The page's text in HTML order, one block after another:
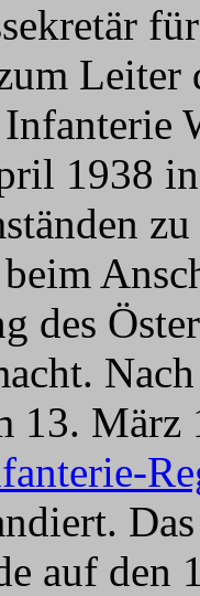
1938
des
13.
auf den